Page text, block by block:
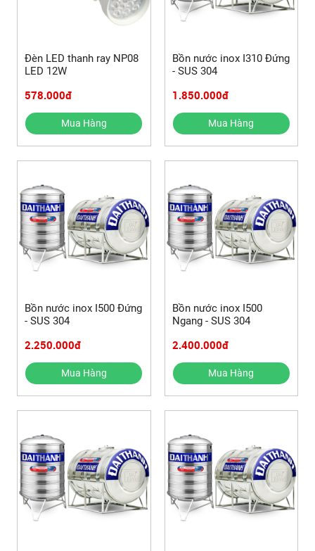
Đèn LED thanh ray NP08
LED 12W
578.000đ
Mua Hàng
Bồn nước inox I310 Đứng
- SUS 304
1.850.000đ
Mua Hàng
Bồn nước inox I500 Đứng
- SUS 304
2.250.000đ
Mua Hàng
Bồn nước inox I500
Ngang - SUS 304
2.400.000đ
Mua Hàng